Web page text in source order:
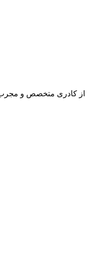
از کادری متخصص و